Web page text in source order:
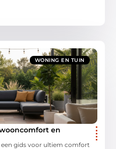
WONING EN TUIN
en
gids voor ultiem comfort